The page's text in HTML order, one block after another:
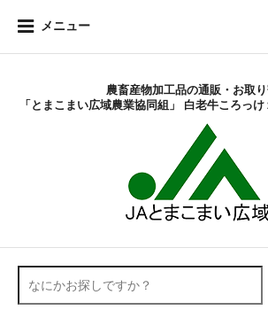
メニュー
農畜産物加工品の通販・お取
「とまこまい広域農業協同組」 白老牛ころっけ